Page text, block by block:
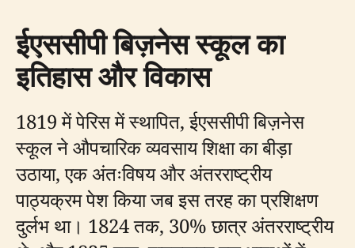
ईएससीपी बिज़नेस स्कूल का
इतिहास और विकास
1819 में पेरिस में स्थापित, ईएससीपी बिज़नेस
स्कूल ने औपचारिक व्यवसाय शिक्षा का बीड़ा
उठाया, एक अंतःविषय और अंतरराष्ट्रीय
पाठ्यक्रम पेश किया जब इस तरह का प्रशिक्षण
दुर्लभ था। 1824 तक, 30% छात्र अंतरराष्ट्रीय